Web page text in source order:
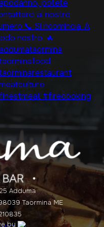
Adduma
Taormina ME
by